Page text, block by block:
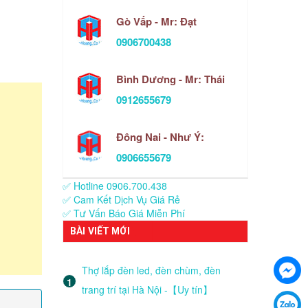
Gò Vấp - Mr: Đạt
0906700438
Bình Dương - Mr: Thái
0912655679
Đông Nai - Như Ý:
0906655679
✅ Hotline 0906.700.438
✅ Cam Kết Dịch Vụ Giá Rẻ
✅ Tư Vấn Báo Giá Miễn Phí
BÀI VIẾT MỚI
Thợ lắp đèn led, đèn chùm, đèn
trang trí tại Hà Nội -【Uy tín】